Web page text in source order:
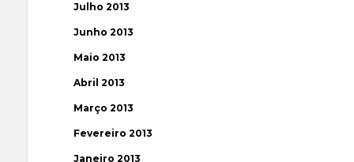
Julho 2013
Junho 2013
Maio 2013
Abril 2013
Março 2013
Fevereiro 2013
Janeiro 2013